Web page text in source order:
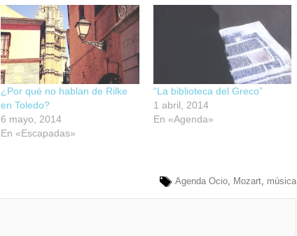
¿Por qué no hablan de Rilke
en Toledo?
6 mayo, 2014
En «Escapadas»
“La biblioteca del Greco”
1 abril, 2014
En «Agenda»
Agenda Ocio Mozart música